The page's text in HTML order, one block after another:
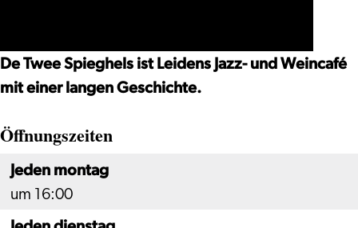
Spieghels
De
Twee
Café
De
Spieghels
Café
De
Spieghels
De Twee Spieghels ist Leidens Jazz- und Weincafé
mit einer langen Geschichte.
Öffnungszeiten
Jeden montag
um 16:00